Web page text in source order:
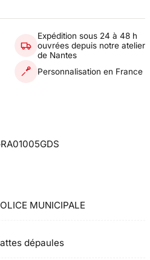
Expédition sous 24 à 48 h
ouvrées depuis notre atelier
de Nantes
Personnalisation en France
MUNICIPALE
dépaules